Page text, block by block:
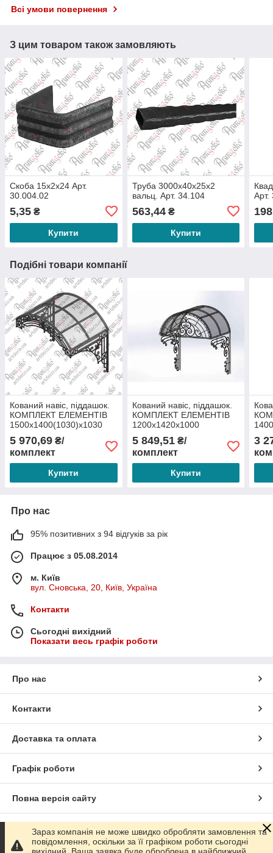
Всі умови повернення
З цим товаром також замовляють
Скоба 15х2х24 Арт.
30.004.02
5,35 ₴
Купити
Труба 3000х40х25х2
вальц. Арт. 34.104
563,44₴
Купити
Арт.
Подібні товари компанії
Кований навіс, піддашок.
КОМПЛЕКТ ЕЛЕМЕНТІВ
1500х1400(1030)х1030
5 970,69 ₴/
комплект
Купити
Кований навіс, піддашок.
КОМПЛЕКТ ЕЛЕМЕНТІВ
1200х1420х1000
5 849,51₴/
комплект
Купити
3
Про нас
95% позитивних з 94 відгуків за рік
Працює з 05.08.2014
м. Київ
вул. Сновська, 20, Київ, Україна
Контакти
Сьогодні вихідний
Показати весь графік роботи
Про нас
Контакти
Доставка та оплата
Графік роботи
Повна версія сайту
Сайт створено на маркетплейсіProm.ua
Зараз компанія не може швидко обробляти замовлення та
повідомлення, оскільки за її графіком роботи сьогодні